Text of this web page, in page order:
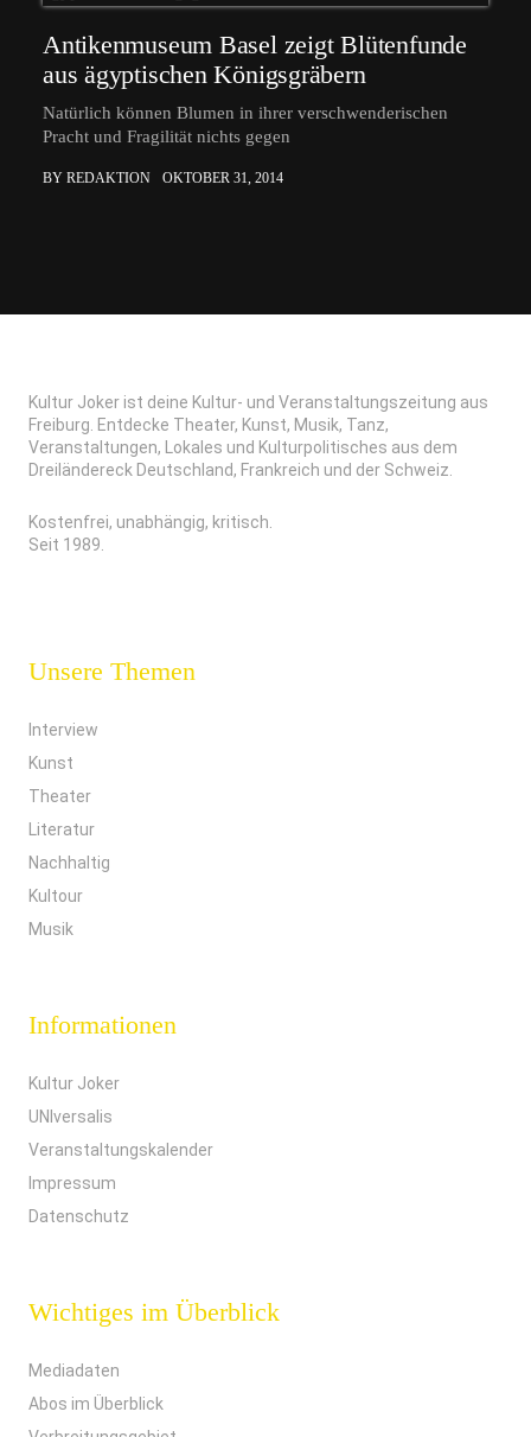
Antikenmuseum Basel zeigt Blütenfunde
aus ägyptischen Königsgräbern
Natürlich können Blumen in ihrer verschwenderischen
Pracht und Fragilität nichts gegen
BY REDAKTION OKTOBER 31, 2014
Kultur Joker ist deine Kultur- und Veranstaltungszeitung aus
Freiburg. Entdecke Theater, Kunst, Musik, Tanz,
Veranstaltungen, Lokales und Kulturpolitisches aus dem
Dreiländereck Deutschland, Frankreich und der Schweiz.
Kostenfrei, unabhängig, kritisch.
Seit 1989.
Unsere Themen
Interview
Kunst
Theater
Literatur
Nachhaltig
Kultour
Musik
Informationen
Kultur Joker
UNIversalis
Veranstaltungskalender
Impressum
Datenschutz
Wichtiges im Überblick
Mediadaten
Abos im Überblick